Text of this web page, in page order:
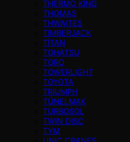
THERMO KING
THOMAS
THWAITES
TIMBERJACK
TİTAN
TOHATSU
TORO
TOWERLIGHT
TOYOTA
TRIUMPH
TÜNELMAK
TURBOSOL
TWIN DISC
TYM